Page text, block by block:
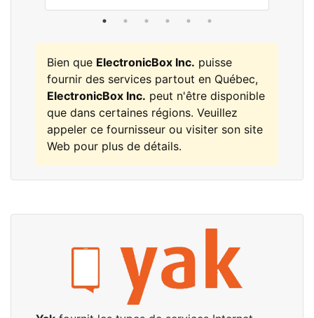
Bien que ElectronicBox Inc. puisse
fournir des services partout en Québec,
ElectronicBox Inc. peut n'être disponible
que dans certaines régions. Veuillez
appeler ce fournisseur ou visiter son site
Web pour plus de détails.